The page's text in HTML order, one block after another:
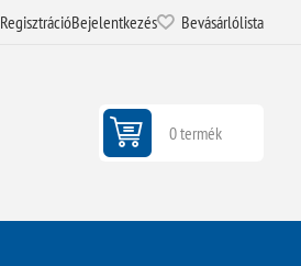
RegisztrációBejelentkezés Bevásárlólista
0 termék